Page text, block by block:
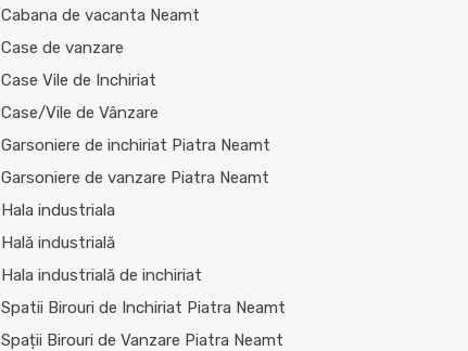
Cabana de vacanta Neamt
Case de vanzare
Case Vile de Inchiriat
Case/Vile de Vânzare
Garsoniere de inchiriat Piatra Neamt
Garsoniere de vanzare Piatra Neamt
Hala industriala
Hală industrială
Hala industrială de inchiriat
Spatii Birouri de Inchiriat Piatra Neamt
Spații Birouri de Vanzare Piatra Neamt